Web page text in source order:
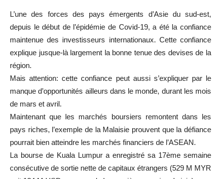
L’une des forces des pays émergents d’Asie du sud-est,
depuis le début de l’épidémie de Covid-19, a été la confiance
maintenue des investisseurs internationaux. Cette confiance
explique jusque-là largement la bonne tenue des devises de la
région.
Mais attention: cette confiance peut aussi s’expliquer par le
manque d’opportunités ailleurs dans le monde, durant les mois
de mars et avril.
Maintenant que les marchés boursiers remontent dans les
pays riches, l’exemple de la Malaisie prouvent que la défiance
pourrait bien atteindre les marchés financiers de l’ASEAN.
La bourse de Kuala Lumpur a enregistré sa 17ème semaine
consécutive de sortie nette de capitaux étrangers (529 M MYR